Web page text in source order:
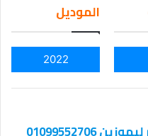
ail
الموديل
2022